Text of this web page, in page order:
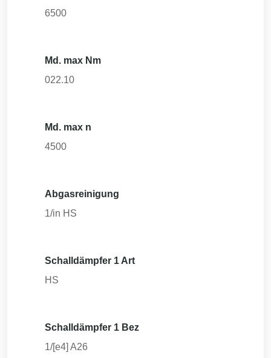
6500
Md. max Nm
022.10
Md. max n
4500
Abgasreinigung
1/in HS
Schalldämpfer 1 Art
HS
Schalldämpfer 1 Bez
1/[e4] A26